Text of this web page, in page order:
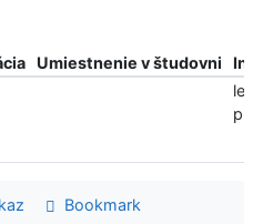
Umiestnenie v študovni
Info
len
Bookmark